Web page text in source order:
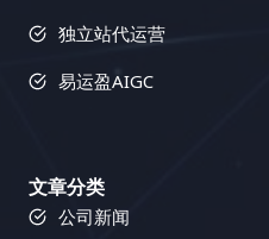
可以了解目标受众的兴趣
的内容，从而吸引更多的
可以帮助你识别热门话题
内容，并获得更多的链接
流量和排名。这可以帮助
掌握小语种搜索引擎优化
持续学习和改进，就能在
SEO比英文SEO更难吗？
是的，通常情况下，小语
化率等，并根据数据分析
升内容的质量和用户体验
程。为了吸引更多学员并
以下内容多样化策略： 五
独立站代运营
易运盈AIGC
文章分类
公司新闻